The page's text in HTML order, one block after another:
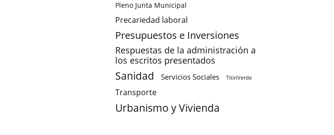
Pleno Junta Municipal
Precariedad laboral
Presupuestos e Inversiones
Respuestas de la administración a
los escritos presentados
Sanidad Servicios Sociales TitiriVerde
Transporte
Urbanismo y Vivienda